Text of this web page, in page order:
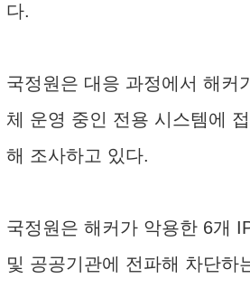
다.
국정원은 대응 과정에서 해커
체 운영 중인 전용 시스템에
해 조사하고 있다.
국정원은 해커가 악용한 6개
및 공공기관에 전파해 차단하